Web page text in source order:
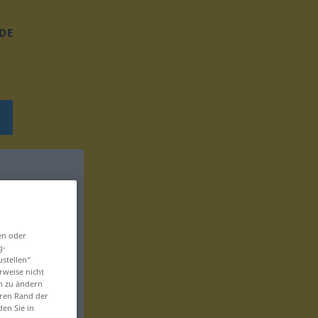
DE
oder
nicht
zu ändern
Rand der
Sie in